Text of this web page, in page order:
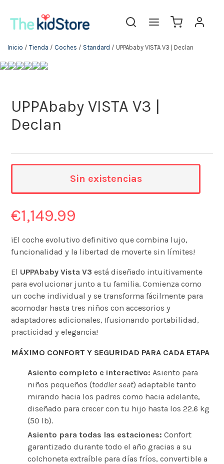
Inicio / Tienda / Coches / Standard / UPPAbaby VISTA V3 | Declan
UPPAbaby VISTA V3 |
Declan
€1,149.99
¡El coche evolutivo definitivo que combina lujo,
funcionalidad y la libertad de moverte sin límites!
El UPPAbaby Vista V3 está diseñado intuitivamente
para evolucionar junto a tu familia. Comienza como
un coche individual y se transforma fácilmente para
acomodar hasta tres niños con accesorios y
adaptadores adicionales, ¡fusionando portabilidad,
practicidad y elegancia!
MÁXIMO CONFORT Y SEGURIDAD PARA CADA ETAPA
Asiento completo e interactivo: Asiento para
niños pequeños (toddler seat) adaptable tanto
mirando hacia los padres como hacia adelante,
diseñado para crecer con tu hijo hasta los 22.6 kg
(50 lb).
Asiento para todas las estaciones: Confort
garantizado durante todo el año gracias a su
colchoneta extraíble para días fríos, convertible a
Sin existencias